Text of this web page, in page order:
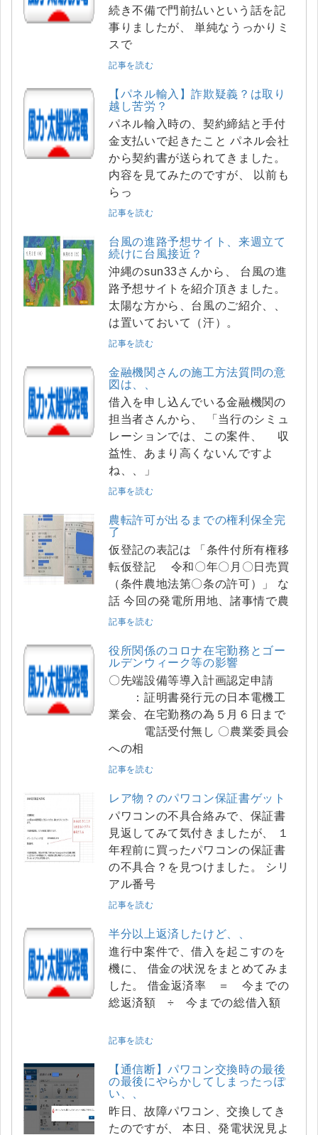
続き不備で門前払いという話を記
事りましたが、 単純なうっかりミ
スで
記事を読む
【パネル輸入】詐欺疑義？は取り
越し苦労？
パネル輸入時の、契約締結と手付
金支払いで起きたこと パネル会社
から契約書が送られてきました。
内容を見てみたのですが、 以前も
らっ
記事を読む
台風の進路予想サイト、来週立て
続けに台風接近？
沖縄のsun33さんから、 台風の進
路予想サイトを紹介頂きました。
太陽な方から、台風のご紹介、、
は置いておいて（汗）。
記事を読む
金融機関さんの施工方法質問の意
図は、、
借入を申し込んでいる金融機関の
担当者さんから、 「当行のシミュ
レーションでは、この案件、 収
益性、あまり高くないんですよ
ね、、」
記事を読む
農転許可が出るまでの権利保全完
了
仮登記の表記は 「条件付所有権移
転仮登記 令和〇年〇月〇日売買
（条件農地法第〇条の許可）」 な
話 今回の発電所用地、諸事情で農
記事を読む
役所関係のコロナ在宅勤務とゴー
ルデンウィーク等の影響
〇先端設備等導入計画認定申請
：証明書発行元の日本電機工
業会、在宅勤務の為５月６日まで
電話受付無し 〇農業委員会
への相
記事を読む
レア物？のパワコン保証書ゲット
パワコンの不具合絡みで、保証書
見返してみて気付きましたが、 １
年程前に買ったパワコンの保証書
の不具合？を見つけました。 シリ
アル番号
記事を読む
半分以上返済したけど、、
進行中案件で、借入を起こすのを
機に、 借金の状況をまとめてみま
した。 借金返済率 ＝ 今までの
総返済額 ÷ 今までの総借入額
記事を読む
【通信断】パワコン交換時の最後
の最後にやらかしてしまったっぽ
い、、
昨日、故障パワコン、交換してき
たのですが、 本日、発電状況見よ